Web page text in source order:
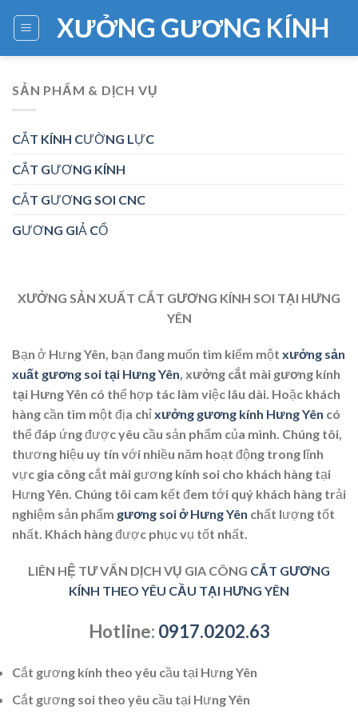
XƯỞNG GƯƠNG KÍNH
XƯỞNG SẢN XUẤT CẮT GƯƠNG KÍNH SOI TẠI HƯNG
YÊN
Bạn ở Hưng Yên, bạn đang muốn tìm kiếm một xưởng sản
xuất gương soi tại Hưng Yên, xưởng cắt mài gương kính
tại Hưng Yên có thể hợp tác làm việc lâu dài. Hoặc khách
hàng cần tìm một địa chỉxưởng gương kính Hưng Yên có
thể đáp ứng được yêu cầu sản phẩm của mình. Chúng tôi,
thương hiệu uy tín với nhiều năm hoạt động trong lĩnh
vực gia công cắt mài gương kính soi cho khách hàng tại
Hưng Yên. Chúng tôi cam kết đem tới quý khách hàng trải
nghiệm sản phẩm gương soi ở Hưng Yên chất lượng tốt
nhất. Khách hàng được phục vụ tốt nhất.
LIÊN HỆ TƯ VẤN DỊCH VỤ GIA CÔNG CẮT GƯƠNG
KÍNH THEO YÊU CẦU TẠI HƯNG YÊN
Hotline: 0917.0202.63
Cắt gương kính theo yêu cầu tại Hưng Yên
Cắt gương soi theo yêu cầu tại Hưng Yên
SẢN PHẨM & DỊCH VỤ
CẮT KÍNH CƯỜNG LỰC
CẮT GƯƠNG KÍNH
CẮT GƯƠNG SOI CNC
GƯƠNG GIẢ CỔ